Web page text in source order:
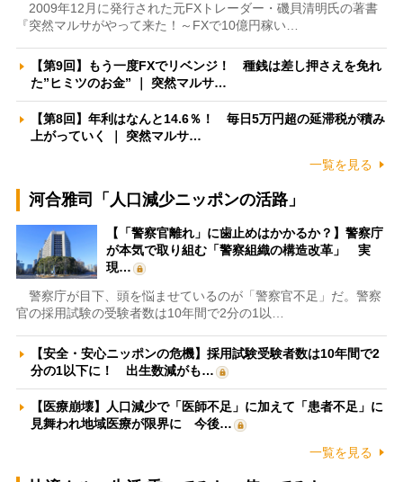
2009年12月に発行された元FXトレーダー・磯貝清明氏の著書
『突然マルサがやって来た！～FXで10億円稼い…
【第9回】もう一度FXでリベンジ！ 種銭は差し押さえを免れ
た”ヒミツのお金” ｜ 突然マルサ…
【第8回】年利はなんと14.6％！ 毎日5万円超の延滞税が積み
上がっていく ｜ 突然マルサ…
一覧を見る
河合雅司「人口減少ニッポンの活路」
【「警察官離れ」に歯止めはかかるか？】警察庁
が本気で取り組む「警察組織の構造改革」 実
現…
警察庁が目下、頭を悩ませているのが「警察官不足」だ。警察
官の採用試験の受験者数は10年間で2分の1以…
【安全・安心ニッポンの危機】採用試験受験者数は10年間で2
分の1以下に！ 出生数減がも…
【医療崩壊】人口減少で「医師不足」に加えて「患者不足」に
見舞われ地域医療が限界に 今後…
一覧を見る